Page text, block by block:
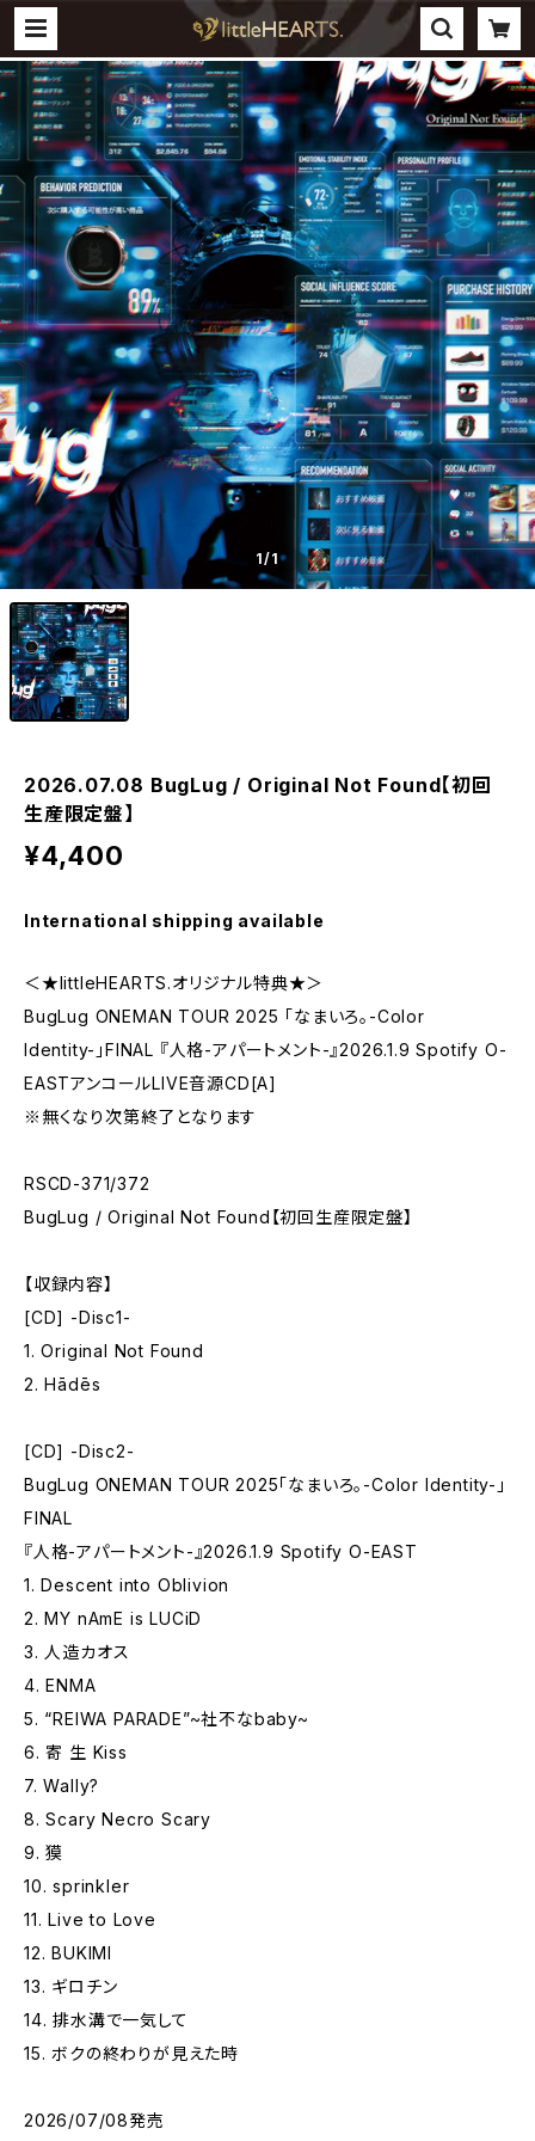
1/1
2026.07.08 BugLug / Original Not Found【初回
生産限定盤】
¥4,400
International shipping available
＜★littleHEARTS.オリジナル特典★＞
BugLug ONEMAN TOUR 2025 「なまいろ。-Color
Identity-」FINAL 『人格-アパートメント-』2026.1.9 Spotify O-
EASTアンコールLIVE音源CD[A]
※無くなり次第終了となります
RSCD-371/372
BugLug / Original Not Found【初回生産限定盤】
【収録内容】
[CD] -Disc1-
1. Original Not Found
2. Hādēs
[CD] -Disc2-
BugLug ONEMAN TOUR 2025「なまいろ。-Color Identity-」
FINAL
『人格-アパートメント-』2026.1.9 Spotify O-EAST
1. Descent into Oblivion
2. MY nAmE is LUCiD
3. 人造カオス
4. ENMA
5. “REIWA PARADE”~社不なbaby~
6. 寄 生 Kiss
7. Wally?
8. Scary Necro Scary
9. 獏
10. sprinkler
11. Live to Love
12. BUKIMI
13. ギロチン
14. 排水溝で一気して
15. ボクの終わりが見えた時
2026/07/08発売